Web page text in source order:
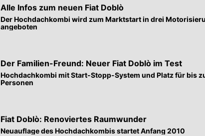
Alle Infos zum neuen Fiat Doblò
Der Hochdachkombi wird zum Marktstart in drei
angeboten
Der Familien-Freund: Neuer Fiat Doblò im Test
Hochdachkombi mit Start-Stopp-System und Platz für bis
Personen
Fiat Doblò: Renoviertes Raumwunder
Neuauflage des Hochdachkombis startet Anfang 2010